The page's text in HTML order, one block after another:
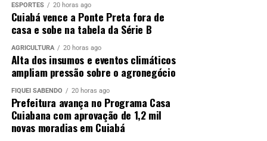
ESPORTES 20 horas ago
Cuiabá vence a Ponte Preta fora de
casa e sobe na tabela da Série B
AGRICULTURA 20 horas ago
Alta dos insumos e eventos climáticos
ampliam pressão sobre o agronegócio
FIQUEI SABENDO 20 horas ago
Prefeitura avança no Programa Casa
Cuiabana com aprovação de 1,2 mil
novas moradias em Cuiabá